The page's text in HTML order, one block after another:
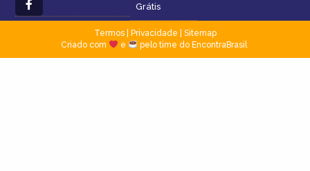
Grátis
Termos| Privacidade
Sitemap
Criado com
e pelo time do EncontraBrasil